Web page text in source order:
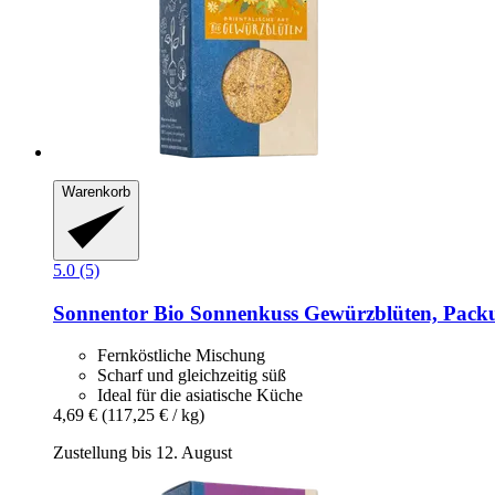
Warenkorb
5.0 (5)
Sonnentor Bio Sonnenkuss Gewürzblüten,
Fernköstliche Mischung
Scharf und gleichzeitig süß
Ideal für die asiatische Küche
4,69 € (117,25 € / kg)
Zustellung bis 12. August